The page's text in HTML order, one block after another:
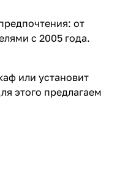
от
с 2005 года.
или установит
этого предлагаем